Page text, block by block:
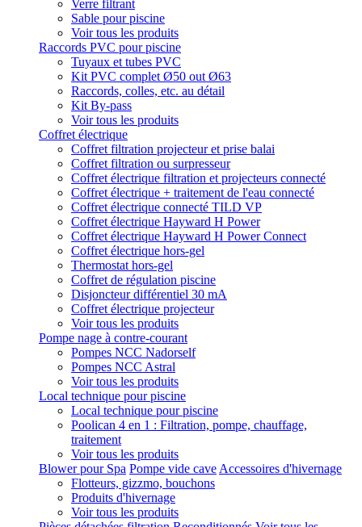
Verre filtrant
Sable pour piscine
Voir tous les produits
Raccords PVC pour piscine
Tuyaux et tubes PVC
Kit PVC complet Ø50 out Ø63
Raccords, colles, etc. au détail
Kit By-pass
Voir tous les produits
Coffret électrique
Coffret filtration projecteur et prise balai
Coffret filtration ou surpresseur
Coffret électrique filtration et projecteurs connecté
Coffret électrique + traitement de l'eau connecté
Coffret électrique connecté TILD VP
Coffret électrique Hayward H Power
Coffret électrique Hayward H Power Connect
Coffret électrique hors-gel
Thermostat hors-gel
Coffret de régulation piscine
Disjoncteur différentiel 30 mA
Coffret électrique projecteur
Voir tous les produits
Pompe nage à contre-courant
Pompes NCC Nadorself
Pompes NCC Astral
Voir tous les produits
Local technique pour piscine
Local technique pour piscine
Poolican 4 en 1 : Filtration, pompe, chauffage,
traitement
Voir tous les produits
Blower pour Spa Pompe vide cave Accessoires d'hivernage
Flotteurs, gizzmo, bouchons
Produits d'hivernage
Voir tous les produits